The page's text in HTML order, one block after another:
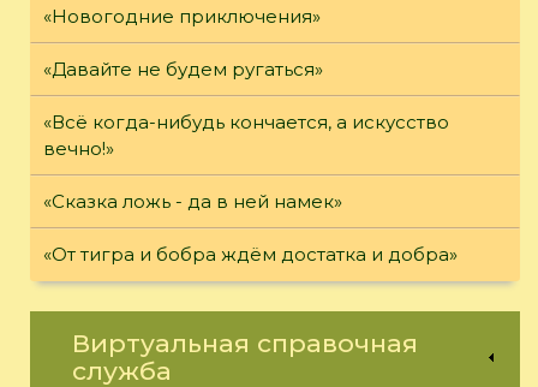
«Новогодние приключения»
«Давайте не будем ругаться»
«Всё когда-нибудь кончается, а искусство
вечно!»
«Сказка ложь - да в ней намек»
«От тигра и бобра ждём достатка и добра»
Виртуальная справочная
служба